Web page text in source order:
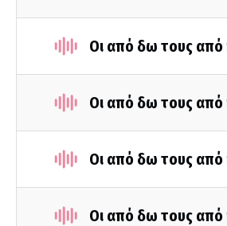
Οι από δω τους
Οι από δω τους
Οι από δω τους
Οι από δω τους